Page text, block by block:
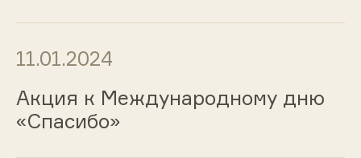
11.01.2024
Акция к Международному дню
«Спасибо»